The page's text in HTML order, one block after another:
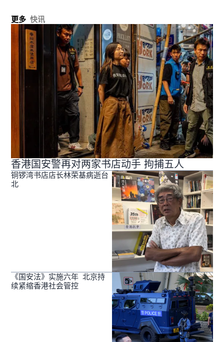
更多 快讯
香港国安警再对两家书店动手 拘捕五人
铜锣湾书店店长林荣基病逝台
北
《国安法》实施六年 北京持
续紧缩香港社会管控